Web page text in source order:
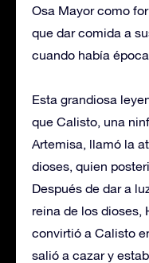
Osa Mayor como
que dar comida a
cuando había
Esta grandiosa
que Calisto, una
Artemisa, llamó la
dioses, quien
Después de dar a
reina de los dioses,
convirtió a Calisto
salió a cazar y